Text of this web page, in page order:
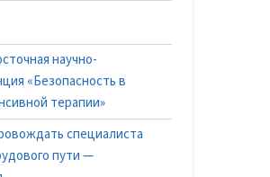
научно-
«Безопасность в
терапии»
специалиста
пути —